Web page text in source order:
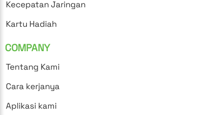
Kecepatan Jaringan
Kartu Hadiah
COMPANY
Tentang Kami
Cara kerjanya
Aplikasi kami